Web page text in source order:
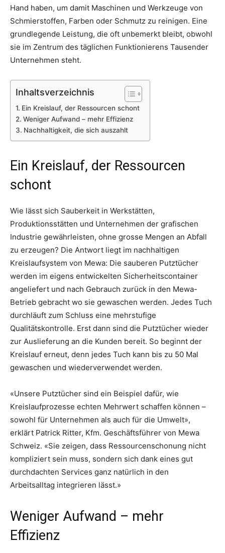
Hand haben, um damit Maschinen und Werkzeuge von
Schmierstoffen, Farben oder Schmutz zu reinigen. Eine
grundlegende Leistung, die oft unbemerkt bleibt, obwohl
sie im Zentrum des täglichen Funktionierens Tausender
Unternehmen steht.
Inhaltsverzeichnis
Ein Kreislauf, der Ressourcen schont
Weniger Aufwand – mehr Effizienz
Nachhaltigkeit, die sich auszahlt
Ein Kreislauf, der Ressourcen
schont
Wie lässt sich Sauberkeit in Werkstätten,
Produktionsstätten und Unternehmen der grafischen
Industrie gewährleisten, ohne grosse Mengen an Abfall
zu erzeugen? Die Antwort liegt im nachhaltigen
Kreislaufsystem von Mewa: Die sauberen Putztücher
werden im eigens entwickelten Sicherheitscontainer
angeliefert und nach Gebrauch zurück in den Mewa-
Betrieb gebracht wo sie gewaschen werden. Jedes Tuch
durchläuft zum Schluss eine mehrstufige
Qualitätskontrolle. Erst dann sind die Putztücher wieder
zur Auslieferung an die Kunden bereit. So beginnt der
Kreislauf erneut, denn jedes Tuch kann bis zu 50 Mal
gewaschen und wiederverwendet werden.
«Unsere Putztücher sind ein Beispiel dafür, wie
Kreislaufprozesse echten Mehrwert schaffen können –
sowohl für Unternehmen als auch für die Umwelt»,
erklärt Patrick Ritter, Kfm. Geschäftsführer von Mewa
Schweiz. «Sie zeigen, dass Ressourcenschonung nicht
kompliziert sein muss, sondern sich dank eines gut
durchdachten Services ganz natürlich in den
Arbeitsalltag integrieren lässt.»
Weniger Aufwand – mehr
Effizienz